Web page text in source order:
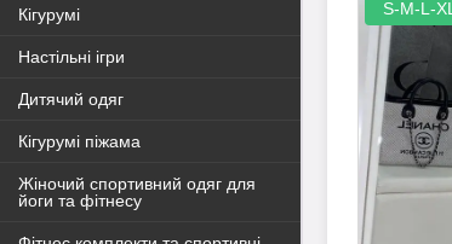
S-M-L-XL
Кігурумі
Настільні ігри
Дитячий одяг
Кігурумі піжама
Жіночий спортивний одяг для
йоги та фітнесу